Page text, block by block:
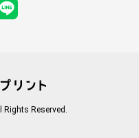
Rights Reserved.